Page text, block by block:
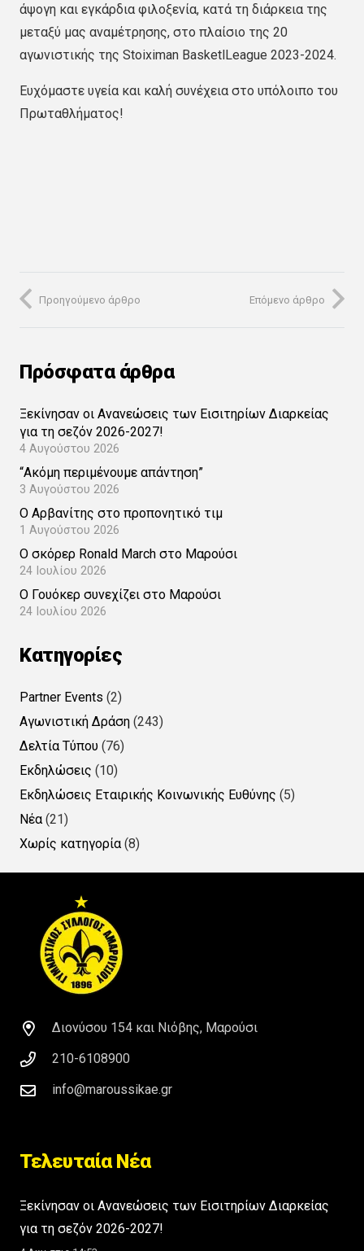
άψογη και εγκάρδια φιλοξενία, κατά τη διάρκεια της
μεταξύ μας αναμέτρησης, στο πλαίσιο της 20
αγωνιστικής της Stoiximan BasketlLeague 2023-2024.
Ευχόμαστε υγεία και καλή συνέχεια στο υπόλοιπο του
Πρωταθλήματος!
Προηγούμενο άρθρο Επόμενο άρθρο
Πρόσφατα άρθρα
Ξεκίνησαν οι Ανανεώσεις των Εισιτηρίων Διαρκείας
για τη σεζόν 2026-2027!
4 Αυγούστου 2026
“Ακόμη περιμένουμε απάντηση”
3 Αυγούστου 2026
Ο Αρβανίτης στο προπονητικό τιμ
1 Αυγούστου 2026
Ο σκόρερ Ronald March στο Μαρούσι
24 Ιουλίου 2026
Ο Γουόκερ συνεχίζει στο Μαρούσι
24 Ιουλίου 2026
Kατηγορίες
Partner Events (2)
Αγωνιστική Δράση (243)
Δελτία Τύπου (76)
Εκδηλώσεις (10)
Εκδηλώσεις Εταιρικής Κοινωνικής Ευθύνης (5)
Νέα(21)
Χωρίς κατηγορία(8)
Διονύσου 154 και Νιόβης, Μαρούσι
210-6108900
info@maroussikae.gr
Τελευταία Νέα
Ξεκίνησαν οι Ανανεώσεις των Εισιτηρίων Διαρκείας
για τη σεζόν 2026-2027!